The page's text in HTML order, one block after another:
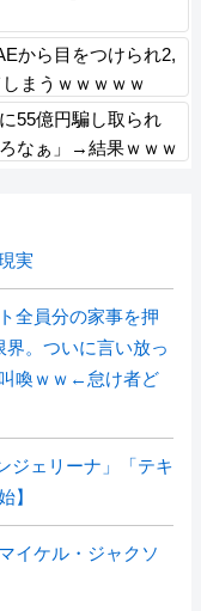
から目をつけられ2,
まうｗｗｗｗｗ
55億円騙し取られ
なぁ」→結果ｗｗｗ
実
全員分の家事を押
界。ついに言い放っ
喚ｗｗ←怠け者ど
ジェリーナ」「テキ
】
イケル・ジャクソ